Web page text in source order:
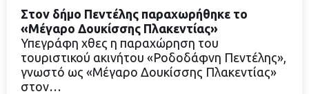
ΔΙΑΒΑΣΤΕ ΠΕΡΙΣΣΟΤΕΡΑ
Στον δήμο Πεντέλης παραχωρήθηκε το
«Μέγαρο Δουκίσσης Πλακεντίας»
Υπεγράφη χθες η παραχώρηση του
τουριστικού ακινήτου «Ροδοδάφνη Πεντέλης»,
γνωστό ως «Μέγαρο Δουκίσσης Πλακεντίας»
στον…